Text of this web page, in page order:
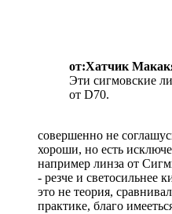
от:Хатчик
Эти сигмовские
от D70.
совершенно не
хороши, но есть
например линза от
- резче и светосильнее
это не теория,
практике, благо